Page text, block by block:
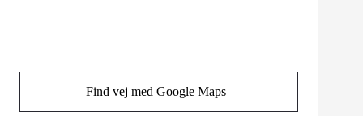
Find vej med Google Maps
(Opens in new tab)